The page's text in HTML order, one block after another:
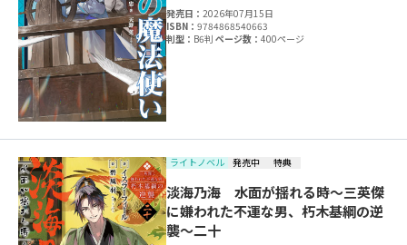
発売日：2026年07月15日
ISBN：9784868540663
判型： B6判ページ数：400ページ
ライトノベル 発売中 特典
淡海乃海 水面が揺れる時～三英傑
に嫌われた不運な男、朽木基綱の逆
襲～二十